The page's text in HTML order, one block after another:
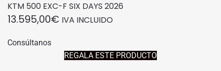
KTM 500 EXC-F SIX DAYS 2026
13.595,00€ IVA INCLUIDO
Consúltanos
REGALA ESTE PRODUCTO